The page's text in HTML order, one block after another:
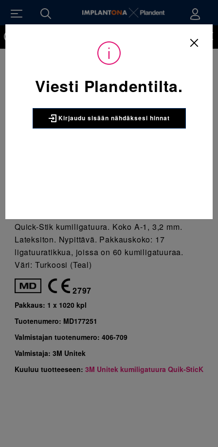
Tarvikkeet / Oikominen / Ligatuurat /
Quick-Stik kumiligatuura. Koko A-1, 3,2 mm.
Lateksiton. Nypittävä. Pakkauskoko: 17
ligatuuratikkua, joissa on 60 kumiligatuuraa.
Väri: Turkoosi (Teal)
2797
Pakkaus: 1 x 1020 kpl
Tuotenumero: MD177251
Valmistajan tuotenumero: 406-709
Valmistaja: 3M Unitek
Kuuluu tuotteeseen: 3M Unitek kumiligatuura Quik-SticK
Viesti Plandentilta.
Kirjaudu sisään nähdäksesi hinnat